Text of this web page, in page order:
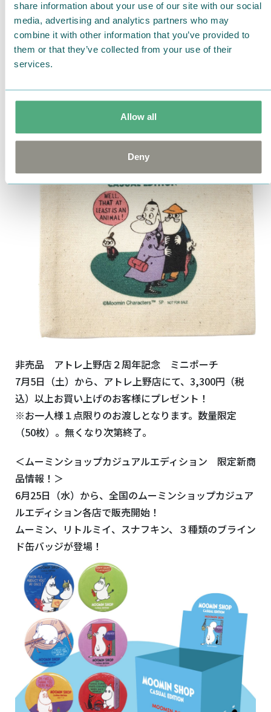
share information about your use of our site with our social
media, advertising and analytics partners who may
combine it with other information that you’ve provided to
them or that they’ve collected from your use of their
services.
Allow all
Deny
6月28日（土）から、アトレ上野店にて、4,400円（税
込）以上お買い上げのお客様にプレゼント！
※お一人様１点限りのお渡しとなります。数量限定
（50枚）。無くなり次第終了。
＜7月5日（土）配布ノベルティ！＞
非売品 アトレ上野店２周年記念 ミニポーチ
7月5日（土）から、アトレ上野店にて、3,300円（税
込）以上お買い上げのお客様にプレゼント！
※お一人様１点限りのお渡しとなります。数量限定
（50枚）。無くなり次第終了。
＜ムーミンショップカジュアルエディション 限定新商
品情報！＞
6月25日（水）から、全国のムーミンショップカジュア
ルエディション各店で販売開始！
ムーミン、リトルミイ、スナフキン、３種類のブライン
ド缶バッジが登場！